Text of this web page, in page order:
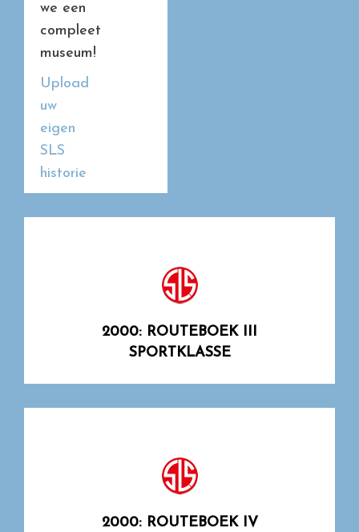
we een
compleet
museum!
Upload
uw
eigen
SLS
historie
2000: ROUTEBOEK III
SPORTKLASSE
2000: ROUTEBOEK IV